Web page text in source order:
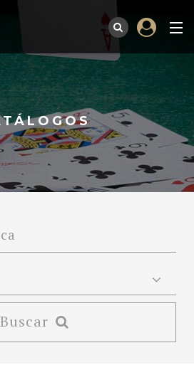
Buscar